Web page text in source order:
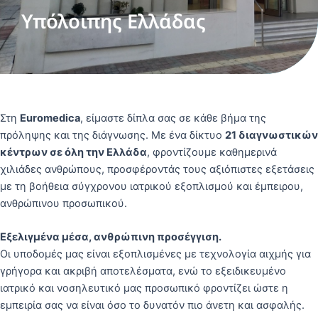
Υπόλοιπης Ελλάδας
Στη Euromedica, είμαστε δίπλα σας σε κάθε βήμα της
πρόληψης και της διάγνωσης. Με ένα δίκτυο 21 διαγνωστικών
κέντρων σε όλη την Ελλάδα, φροντίζουμε καθημερινά
χιλιάδες ανθρώπους, προσφέροντάς τους αξιόπιστες εξετάσεις
με τη βοήθεια σύγχρονου ιατρικού εξοπλισμού και έμπειρου,
ανθρώπινου προσωπικού.
Εξελιγμένα μέσα, ανθρώπινη προσέγγιση.
Οι υποδομές μας είναι εξοπλισμένες με τεχνολογία αιχμής για
γρήγορα και ακριβή αποτελέσματα, ενώ το εξειδικευμένο
ιατρικό και νοσηλευτικό μας προσωπικό φροντίζει ώστε η
εμπειρία σας να είναι όσο το δυνατόν πιο άνετη και ασφαλής.